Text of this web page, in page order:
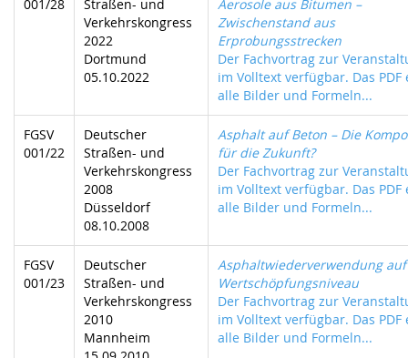
001/28
Straßen- und
Verkehrskongress
2022
Dortmund
05.10.2022
Aerosole aus Bitumen –
Zwischenstand aus
Erprobungsstrecken
Der Fachvortrag zur
im Volltext verfügbar. Das
alle Bilder und Formeln...
FGSV
001/22
Deutscher
Straßen- und
Verkehrskongress
2008
Düsseldorf
08.10.2008
Asphalt auf Beton – Die
für die Zukunft?
Der Fachvortrag zur
im Volltext verfügbar. Das
alle Bilder und Formeln...
FGSV
001/23
Deutscher
Straßen- und
Verkehrskongress
2010
Mannheim
Asphaltwiederverwendung
Wertschöpfungsniveau
Der Fachvortrag zur
im Volltext verfügbar. Das
alle Bilder und Formeln...